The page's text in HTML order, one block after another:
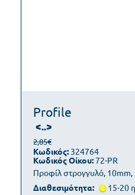
Profile
<..>
Προφίλ στρογγυλό,
2,85€
Κωδικός: 324764
Κωδικός Οίκου:72-PR
Διαθεσιμότητα: 15-20